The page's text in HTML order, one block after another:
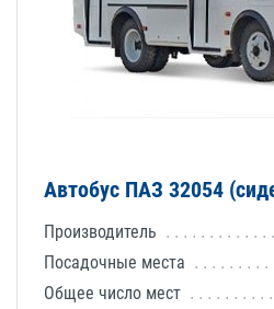
Автобус ПАЗ 32054
Производитель
Посадочные места
Общее число мест